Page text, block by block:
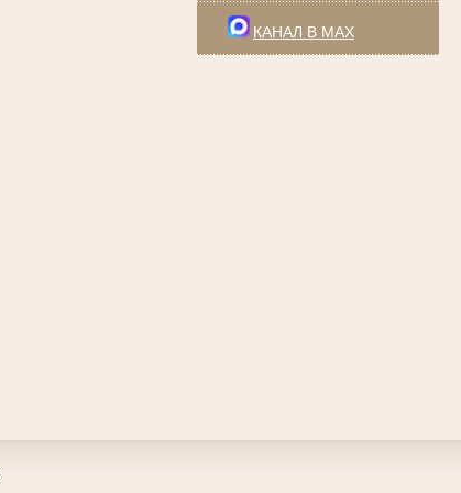
КАНАЛ В MAX